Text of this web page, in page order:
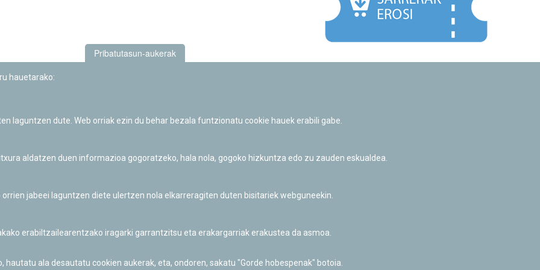
Informazio publikoa eskatzeko baimena
Pribatutasun-aukerak
hauetarako:
laguntzen dute. Web orriak ezin du behar bezala funtzionatu cookie hauek erabili gabe.
aldatzen duen informazioa gogoratzeko, hala nola, gogoko hizkuntza edo zu zauden eskualdea.
jabeei laguntzen diete ulertzen nola elkarreragiten duten bisitariek webguneekin.
erabiltzailearentzako iragarki garrantzitsu eta erakargarriak erakustea da asmoa.
ala desautatu cookien aukerak, eta, ondoren, sakatu "Gorde hobespenak" botoia.